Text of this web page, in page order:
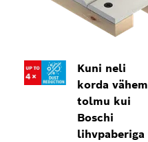
Kuni neli
korda vähem
tolmu kui
Boschi
lihvpaberiga